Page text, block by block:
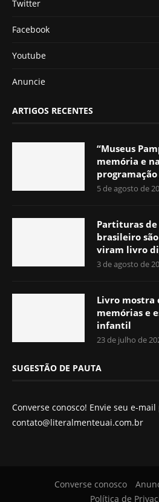
Twitter
Facebook
Youtube
Anuncie
ARTIGOS RECENTES
“Museus
memória e
5 de agosto de
Partituras
brasileiro
viram livro
3 de agosto de
Livro mostra
memórias e
infantil
23 de julho de
SUGESTÃO DE PAUTA
Converse conosco! Envie seu e-mail
contato@literalmenteuai.com.br
Converse conosco
Política de